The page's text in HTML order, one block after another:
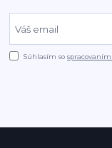
Súhlasím so